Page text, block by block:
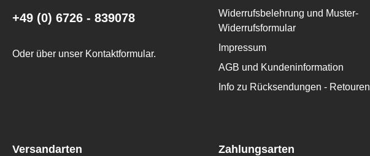
+49 (0) 6726 - 839078
Oder über unser Kontaktformular.
Widerrufsbelehrung und Muster-
Widerrufsformular
Impressum
AGB und Kundeninformation
Info zu Rücksendungen - Retouren
Versandarten Zahlungsarten